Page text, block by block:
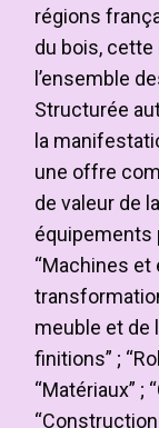
régions
du bois,
l’ensemble
Structurée
la
une offre
de valeur de
équipements
“Machines
meuble et de
finitions” ;
“Matériaux” ;